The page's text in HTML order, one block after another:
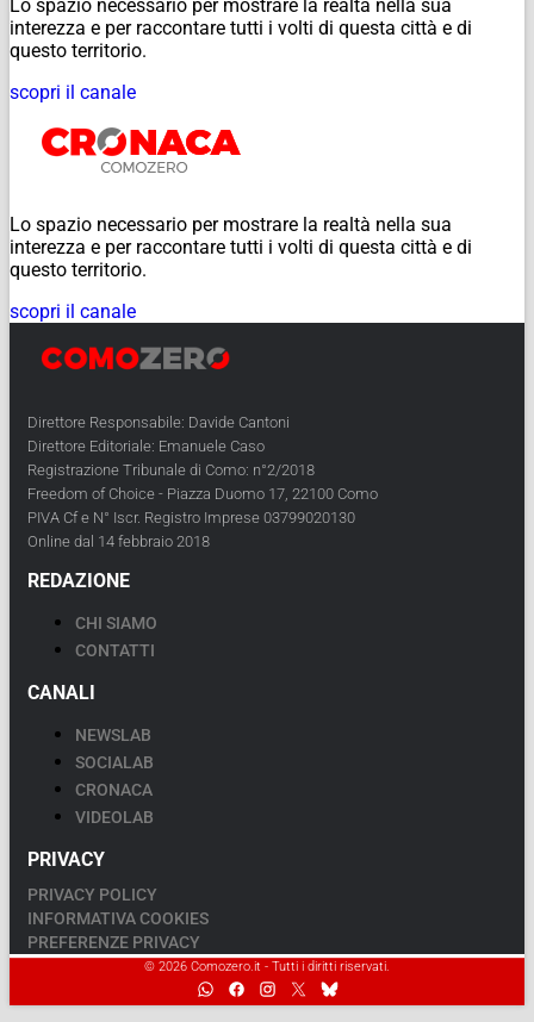
Lo spazio necessario per mostrare la realtà nella sua
interezza e per raccontare tutti i volti di questa città e di
questo territorio.
scopri il canale
Lo spazio necessario per mostrare la realtà nella sua
interezza e per raccontare tutti i volti di questa città e di
questo territorio.
scopri il canale
Direttore Responsabile: Davide Cantoni
Direttore Editoriale: Emanuele Caso
Registrazione Tribunale di Como: n°2/2018
Freedom of Choice - Piazza Duomo 17, 22100 Como
PIVA Cf e N° Iscr. Registro Imprese 03799020130
Online dal 14 febbraio 2018
REDAZIONE
CHI SIAMO
CONTATTI
CANALI
NEWSLAB
SOCIALAB
CRONACA
VIDEOLAB
PRIVACY
PRIVACY POLICY
INFORMATIVA COOKIES
PREFERENZE PRIVACY
© 2026 Comozero.it - Tutti i diritti riservati.